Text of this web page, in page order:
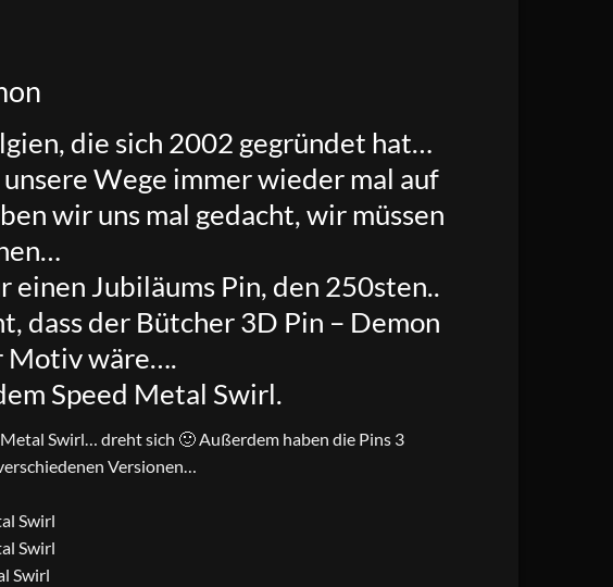
die sich 2002 gegründet hat…
Wege immer wieder mal auf
wir uns mal gedacht, wir müssen
Jubiläums Pin, den 250sten..
dass der Bütcher 3D Pin – Demon
Motiv wäre….
Speed Metal Swirl.
Swirl… dreht sich 🙂 Außerdem haben die Pins 3
Versionen…
Swirl
Swirl
Swirl